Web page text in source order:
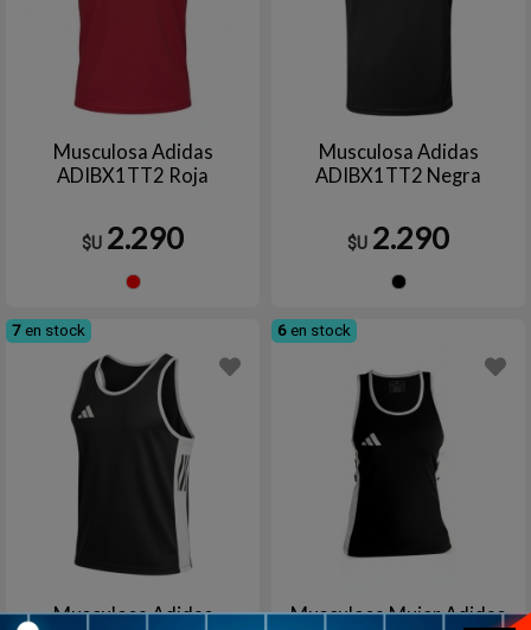
Musculosa Adidas
ADIBX1TT2 Roja
$U 2.290
Musculosa Adidas
ADIBX1TT2 Negra
$U 2.290
7 en stock
Musculosa Adidas
6 en stock
Musculosa Mujer Adidas